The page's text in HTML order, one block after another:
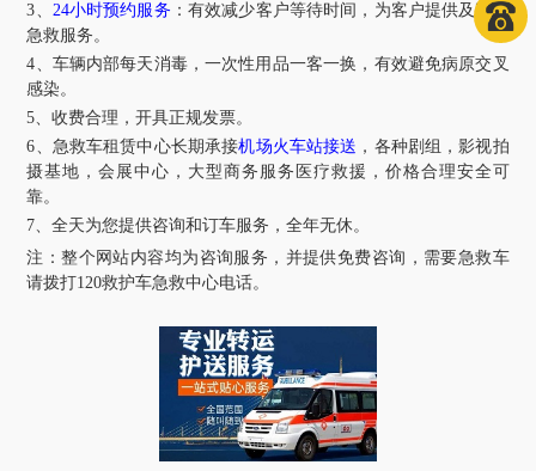
3、 24小时预约服务 ：有效减少客户等待时间，为客户提供及时的
急救服务。
4、车辆内部每天消毒，一次性用品一客一换，有效避免病原交叉
感染。
5、收费合理，开具正规发票。
6、急救车租赁中心长期承接机场火车站接送 ，各种剧组，影视拍
摄基地，会展中心，大型商务服务医疗救援，价格合理安全可
靠。
7、全天为您提供咨询和订车服务，全年无休。
注：整个网站内容均为咨询服务，并提供免费咨询，需要急救车
请拨打120救护车急救中心电话。